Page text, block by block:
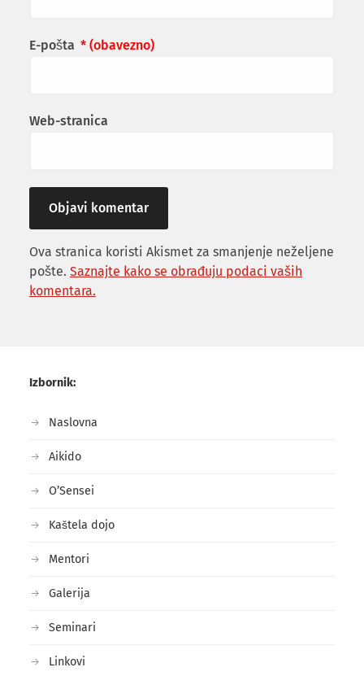
E-pošta * (obavezno)
Web-stranica
Ova stranica koristi Akismet za smanjenje neželjene
pošte. Saznajte kako se obrađuju podaci vaših
komentara.
Izbornik:
Naslovna
Aikido
O’Sensei
Kaštela dojo
Mentori
Galerija
Seminari
Linkovi